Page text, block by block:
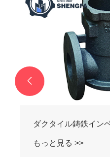
ダクタイル鋳鉄イン
もっと見る >>
